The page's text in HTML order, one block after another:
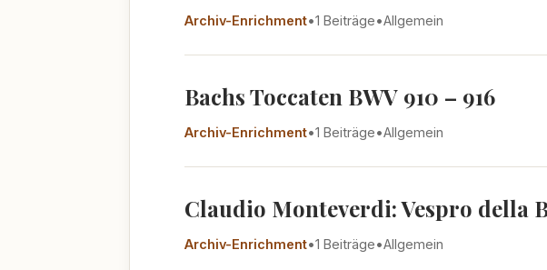
Archiv-Enrichment•1 Beiträge•Allgemein
Bachs Toccaten BWV 910 – 916
Archiv-Enrichment•1 Beiträge•Allgemein
Claudio Monteverdi: Vespro della
Archiv-Enrichment•1 Beiträge•Allgemein